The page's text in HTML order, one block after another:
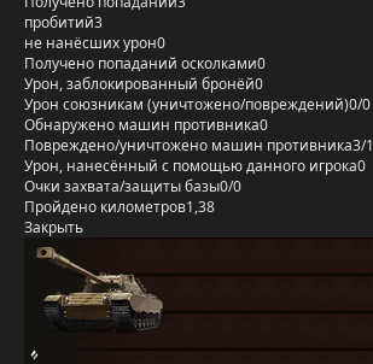
пробитий3
не нанёсших урон0
Получено попаданий осколками0
Урон, заблокированный бронёй0
Урон союзникам (уничтожено/повреждений)0/0
Обнаружено машин противника0
Повреждено/уничтожено машин противника3/1
Урон, нанесённый с помощью данного игрока0
Очки захвата/защиты базы0/0
Пройдено километров1,38
Закрыть